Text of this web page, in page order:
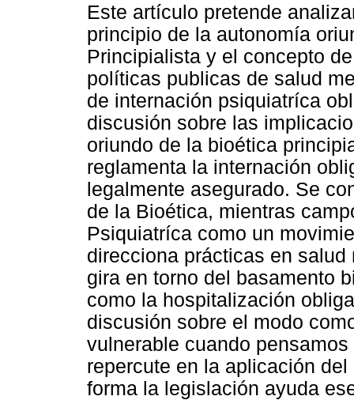
Este artículo pretende
principio de la autonomía
Principialista y el concepto
políticas publicas de salud
de internación psiquiatríca
discusión sobre las
oriundo de la bioética
reglamenta la internación
legalmente asegurado. Se
de la Bioética, mientras
Psiquiatríca como un
direcciona prácticas en
gira en torno del basamento
como la hospitalización
discusión sobre el modo
vulnerable cuando
repercute en la aplicación
forma la legislación ayuda